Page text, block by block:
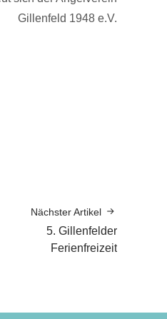
Gillenfeld 1948 e.V.
Nächster Artikel
5. Gillenfelder
Ferienfreizeit